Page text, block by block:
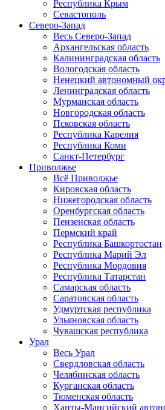
Республика Крым
Севастополь
Северо-Запад
Весь Северо-Запад
Архангельская область
Калининградская область
Вологодская область
Ненецкий автономный
Ленинградская область
Мурманская область
Новгородская область
Псковская область
Республика Карелия
Республика Коми
Санкт-Петербург
Приволжье
Всё Приволжье
Кировская область
Нижегородская область
Оренбургская область
Пензенская область
Пермский край
Республика Башкортостан
Республика Марий Эл
Республика Мордовия
Республика Татарстан
Самарская область
Саратовская область
Удмуртская республика
Ульяновская область
Чувашская республика
Урал
Весь Урал
Свердловская область
Челябинская область
Курганская область
Тюменская область
Ханты-Мансийский